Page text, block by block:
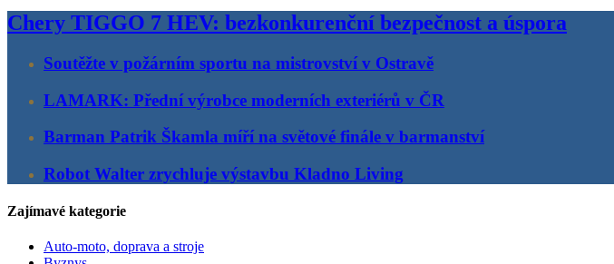
Chery TIGGO 7 HEV: bezkonkurenční bezpečnost a úspora
Soutěžte v požárním sportu na mistrovství v Ostravě
LAMARK: Přední výrobce moderních exteriérů v ČR
Barman Patrik Škamla míří na světové finále v barmanství
Robot Walter zrychluje výstavbu Kladno Living
Zajímavé kategorie
Auto-moto, doprava a stroje